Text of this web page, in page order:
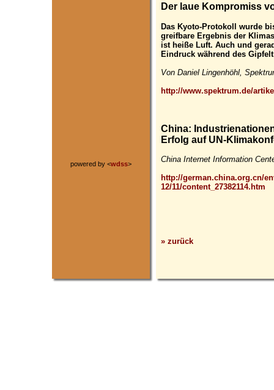
powered by <wdss>
Der laue Kompromiss
Das Kyoto-Protokoll wurde
greifbare Ergebnis der
ist heiße Luft. Auch und
Eindruck während des
Von Daniel Lingenhöhl,
http://www.spektrum.de/
China:
Erfolg auf UN-
China Internet Information
http://german.china.org.cn/
12/11/content_27382114.htm
» zurück